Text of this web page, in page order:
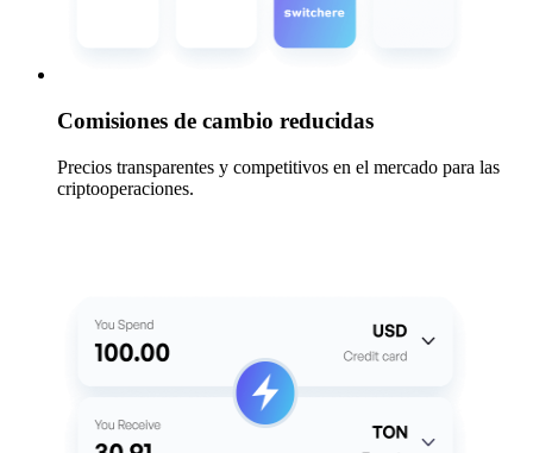
Comisiones de cambio reducidas
Precios transparentes y competitivos en el mercado para las
criptooperaciones.